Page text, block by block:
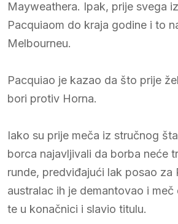
Mayweathera. Ipak, prije svega
Pacquiaom do kraja godine i to
Melbourneu.
Pacquiao je kazao da što prije
bori protiv Horna.
Iako su prije meča iz stručnog
borca najavljivali da borba neće
runde, predviđajući lak posao za
australac ih je demantovao i meč
te u konačnici i slavio titulu.